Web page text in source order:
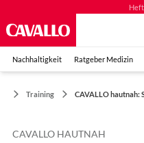
Nachhaltigkeit Ratgeber Medizin
Training CAVALLO
CAVALLO HAUTNAH